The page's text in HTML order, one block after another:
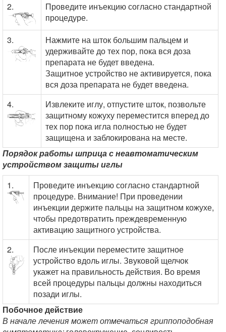
2.
Проведите инъекцию согласно стандартной
процедуре.
3.
Нажмите на шток большим пальцем и
удерживайте до тех пор, пока вся доза
препарата не будет введена.
Защитное устройство не активируется, пока
вся доза препарата не будет введена.
4.
Извлеките иглу, отпустите шток, позвольте
защитному кожуху переместится вперед до
тех пор пока игла полностью не будет
защищена и заблокирована на месте.
Порядок работы шприца с неавтоматическим
устройством защиты иглы
1.
Проведите инъекцию согласно стандартной
процедуре. Внимание! При проведении
инъекции держите пальцы на защитном кожухе,
чтобы предотвратить преждевременную
активацию защитного устройства.
2.
После инъекции переместите защитное
устройство вдоль иглы. Звуковой щелчок
укажет на правильность действия. Во время
всей процедуры пальцы должны находиться
позади иглы.
Побочное действие
В начале лечения может отмечаться гриппоподобная